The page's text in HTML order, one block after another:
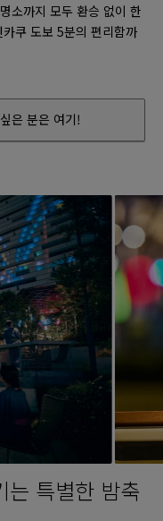
소까지 모두 환승 없이 한
쿠 도보 5분의 편리함까
은 분은 여기!
는 특별한 밤축